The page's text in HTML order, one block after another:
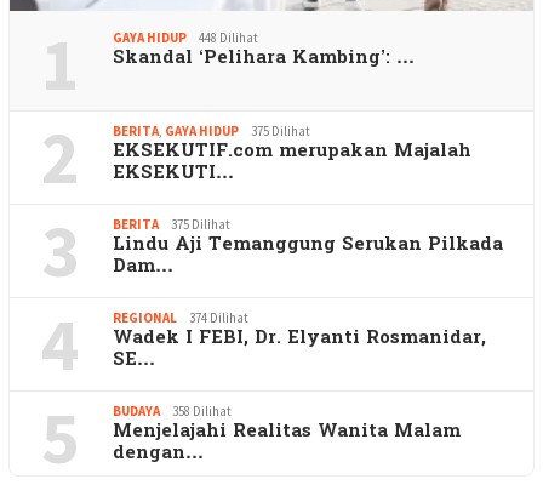
1 GAYA HIDUP 448 Dilihat
Skandal ‘Pelihara Kambing’: …
2 BERITA, GAYA HIDUP 375 Dilihat
EKSEKUTIF.com merupakan Majalah
EKSEKUTI…
3 BERITA 375 Dilihat
Lindu Aji Temanggung Serukan Pilkada
Dam…
4 REGIONAL 374 Dilihat
Wadek I FEBI, Dr. Elyanti Rosmanidar,
SE…
5 BUDAYA 358 Dilihat
Menjelajahi Realitas Wanita Malam
dengan…